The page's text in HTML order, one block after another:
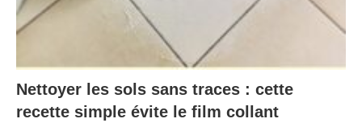
Nettoyer les sols sans traces : cette
recette simple évite le film collant